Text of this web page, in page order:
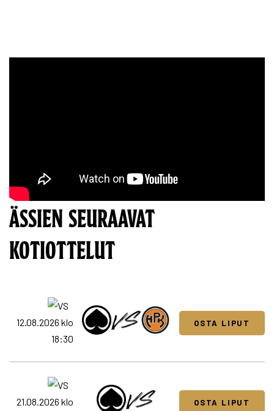
ÄSSIEN SEURAAVAT
KOTIOTTELUT
12.08.2026 klo
18:30
OSTA LIPUT
21.08.2026 klo
OSTA LIPUT